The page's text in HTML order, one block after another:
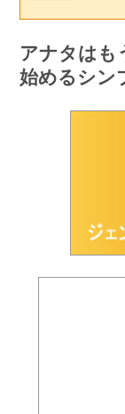
アナタはも
始めるシン